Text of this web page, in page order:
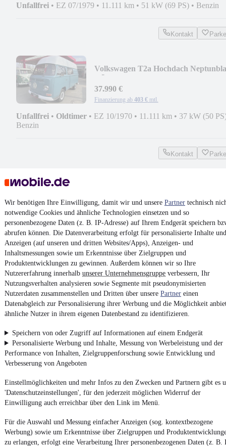
Wir benötigen Ihre Einwilligung, damit wir und unsere Partner technisch
notwendige Cookies und ähnliche Technologien einsetzen und so
personenbezogene Daten (z. B. IP-Adresse) auf Ihrem Endgerät speichern
abrufen können. Die Datenverarbeitung erfolgt für personalisierte Inhalte und
Anzeigen (auf unseren und dritten Websites/Apps), Anzeigen- und
Inhaltsmessungen sowie um Erkenntnisse über Zielgruppen und
Produktentwicklungen zu gewinnen. Außerdem können wir so Ihre
Nutzererfahrung innerhalb unserer Unternehmensgruppe verbessern, Ihr
Nutzungsverhalten analysieren sowie Segmente mit pseudonymisierten
Nutzerdaten zusammenstellen und Dritten über unsere Partner einen
Datenabgleich zur Personalisierung ihrer Werbung und die Möglichkeit
ähnliche Nutzer in ihrem eigenen Datenbestand zu identifizieren.
Speichern von oder Zugriff auf Informationen auf einem Endgerät
Personalisierte Werbung und Inhalte, Messung von Werbeleistung und der
Performance von Inhalten, Zielgruppenforschung sowie Entwicklung und
Verbesserung von Angeboten
Einstellmöglichkeiten und mehr Infos zu den Zwecken und Partnern gibt es
'Datenschutzeinstellungen', für den jederzeit möglichen Widerruf der
Einwilligung auch erreichbar über den Link im Menü.
Für die Auswahl und Messung einfacher Anzeigen (sog. kontextbezogene
Werbung) sowie um Erkenntnisse über Zielgruppen und
zu erlangen, erfolgt eine Verarbeitung Ihrer personenbezogenen Daten (z. B.
Unfallfrei • EZ 07/1979 • 11.111 km • 51 kW (69 PS) • Benzin
Kontakt
Volkswagen T2a Hochdach
37.990 €
Finanzierung ab 403 € mtl.
Unfallfrei • Oldtimer • EZ 10/1970 • 11.111 km • 37 kW (50
Benzin
Kontakt
Fotoautomat Fotobox
49.900 €
Finanzierung ab 530 €
Unfallfrei•EZ 07/1969•11.111 km•36 kW (49 PS)•Benzin
Kontakt
Volkswagen T1 Westfalia SO42
Finanzierung ab mtl.
Unfallfrei• EZ 09/1967 •11.111 km•35 kW (48 PS)•Benzin
Erstlack 3. Hd Camper
59.990 €
Finanzierung ab 636 € mtl.